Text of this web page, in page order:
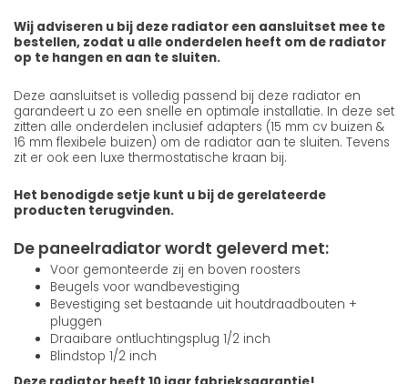
Wij adviseren u bij deze radiator een aansluitset mee te
bestellen, zodat u alle onderdelen heeft om de radiator
op te hangen en aan te sluiten.
Deze aansluitset is volledig passend bij deze radiator en
garandeert u zo een snelle en optimale installatie. In deze set
zitten alle onderdelen inclusief adapters (15 mm cv buizen &
16 mm flexibele buizen) om de radiator aan te sluiten. Tevens
zit er ook een luxe thermostatische kraan bij.
Het benodigde setje kunt u bij de gerelateerde
producten terugvinden.
De paneelradiator wordt geleverd met:
Voor gemonteerde zij en boven roosters
Beugels voor wandbevestiging
Bevestiging set bestaande uit houtdraadbouten +
pluggen
Draaibare ontluchtingsplug 1/2 inch
Blindstop 1/2 inch